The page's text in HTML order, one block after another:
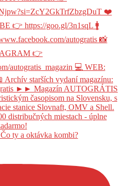
Čo ty a oktávka kombi?